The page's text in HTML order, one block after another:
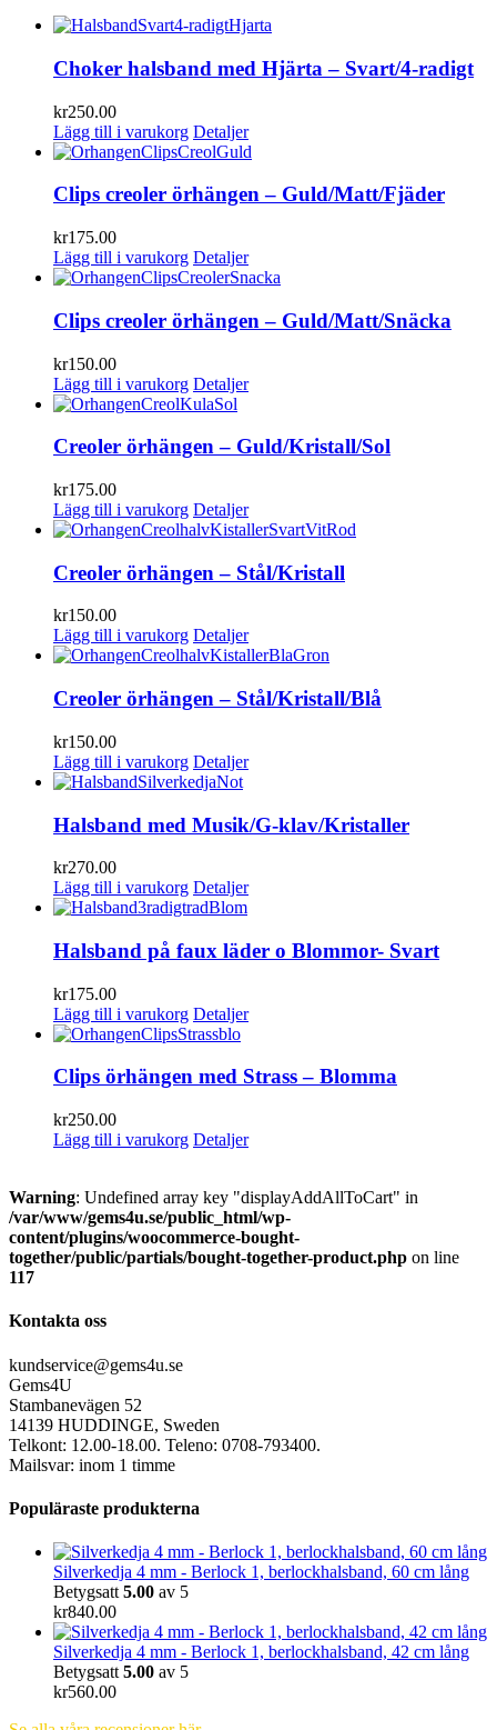
Choker halsband med Hjärta – Svart/4-radigt
kr250.00
Lägg till i varukorg Detaljer
Clips creoler örhängen – Guld/Matt/Fjäder
kr175.00
Lägg till i varukorg Detaljer
Clips creoler örhängen – Guld/Matt/Snäcka
kr150.00
Lägg till i varukorg Detaljer
Creoler örhängen – Guld/Kristall/Sol
kr175.00
Lägg till i varukorg Detaljer
Creoler örhängen – Stål/Kristall
kr150.00
Lägg till i varukorg Detaljer
Creoler örhängen – Stål/Kristall/Blå
kr150.00
Lägg till i varukorg Detaljer
Halsband med Musik/G-klav/Kristaller
kr270.00
Lägg till i varukorg Detaljer
Halsband på faux läder o Blommor- Svart
kr175.00
Lägg till i varukorg Detaljer
Clips örhängen med Strass – Blomma
kr250.00
Lägg till i varukorg Detaljer
Warning: Undefined array key "displayAddAllToCart" in
/var/www/gems4u.se/public_html/wp-
content/plugins/woocommerce-bought-
together/public/partials/bought-together-product.php on line
117
Kontakta oss
kundservice@gems4u.se
Gems4U
Stambanevägen 52
14139 HUDDINGE, Sweden
Telkont: 12.00-18.00. Teleno: 0708-793400.
Mailsvar: inom 1 timme
Populäraste produkterna
Silverkedja 4 mm - Berlock 1, berlockhalsband, 60 cm lång
Betygsatt 5.00 av 5
kr840.00
Silverkedja 4 mm - Berlock 1, berlockhalsband, 42 cm lång
Betygsatt 5.00 av 5
kr560.00